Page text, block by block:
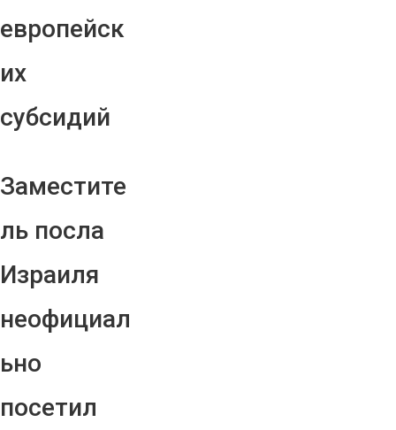
европейск
их
субсидий
Заместите
ль посла
Израиля
неофициал
ьно
посетил